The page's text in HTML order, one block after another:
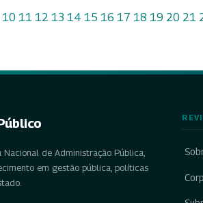
10 11 12 13 14 15 16 17 18 19 20 21
de Administração Pública,
em gestão pública, políticas